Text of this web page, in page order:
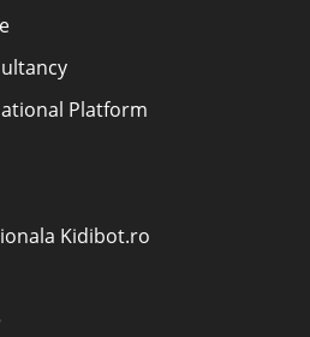
Platform
Kidibot.ro